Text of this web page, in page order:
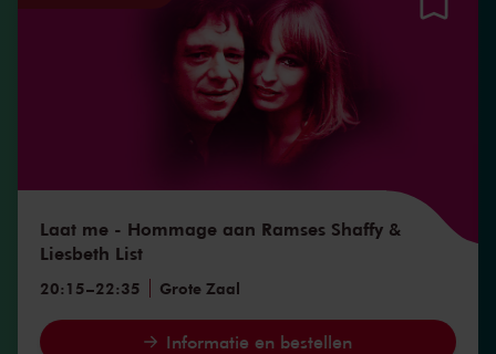
Laat me - Hommage aan Ramses Shaffy &
Liesbeth List
20:15–22:35 Grote Zaal
Informatie en bestellen